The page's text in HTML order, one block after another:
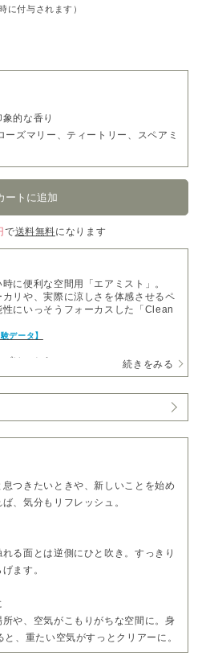
に付与されます）
的な香り
ズマリー、ティートリー、スペアミ
で送料無料になります
に便利な空間用「エアミスト」。
リや、実際に涼しさを体感させるペ
にいっそうフォーカスした「Clean
データ】
は
こちら
こちら
続きをみる
つきたいときや、新しいことを始め
、気分もリフレッシュ。
る面とは逆側にひと吹き。すっきり
ます。
や、空気がこもりがちな空間に。身
、重たい空気がすっとクリアーに。